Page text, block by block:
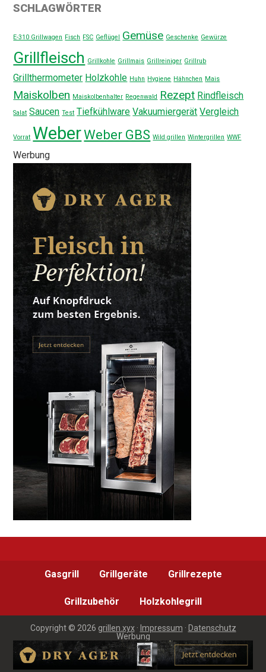
SCHLAGWÖRTER
E-310 Grillwagen Fisch FSC Geflügel Gemüse Geschenke Gewürze
Grillfleisch Grillkohle Grillmais Grillreiniger Grillrub
Grillthermometer Holzkohle Huhn Hygiene Hähnchen Mais
Maiskolben Maiskolbenhalter Regenwald Rezept Rindfleisch
Salat Saucen Test Tiefkühlware Vakuumiergerät Vergleich
Vorrat WeberWeber GBS Wild grillen Wintergrillen WWF
Werbung
Gasgrill Grillgeräte Grillrezepte
Grillzubehör Holzkohlegrill
Copyright © 2026 grillen.xyx· Impressum · Datenschutz
Werbung